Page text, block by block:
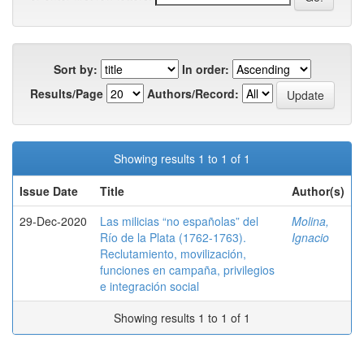
Sort by:
In order:
Results/Page
Authors/Record:
Showing results 1 to 1 of 1
Issue Date
Title
Author(s)
29-Dec-2020
Las milicias “no españolas” del
Río de la Plata (1762-1763).
Reclutamiento, movilización,
funciones en campaña, privilegios
e integración social
Molina,
Ignacio
Showing results 1 to 1 of 1